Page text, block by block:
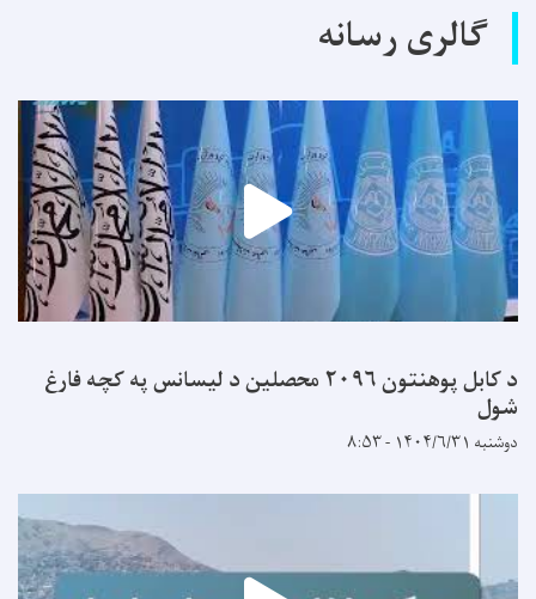
گالری رسانه
د کابل پوهنتون ۲۰۹۶ محصلین د لیسانس په کچه فارغ
شول
دوشنبه ۱۴۰۴/۶/۳۱ - ۸:۵۳